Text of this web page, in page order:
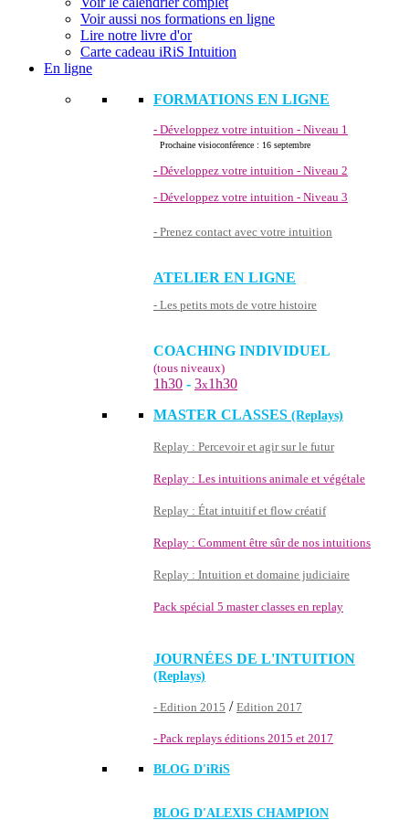
Voir aussi nos formations en ligne
Lire notre livre d'or
Carte cadeau iRiS Intuition
En ligne
FORMATIONS EN LIGNE
- Développez votre intuition - Niveau 1
Prochaine visioconférence : 16 septembre
- Développez votre intuition - Niveau 2
- Développez votre intuition - Niveau 3
- Prenez contact avec votre intuition
ATELIER EN LIGNE
- Les petits mots de votre histoire
COACHING INDIVIDUEL
(tous niveaux)
1h30 - 3x1h30
MASTER CLASSES (Replays)
Replay : Percevoir et agir sur le futur
Replay : Les intuitions animale et végétale
Replay : État intuitif et flow créatif
Replay : Comment être sûr de nos intuitions
Replay : Intuition et domaine judiciaire
Pack spécial 5 master classes en replay
JOURNÉES DE L'INTUITION
(Replays)
- Edition 2015 / Edition 2017
- Pack replays éditions 2015 et 2017
BLOG D'iRiS
BLOG D'ALEXIS CHAMPION